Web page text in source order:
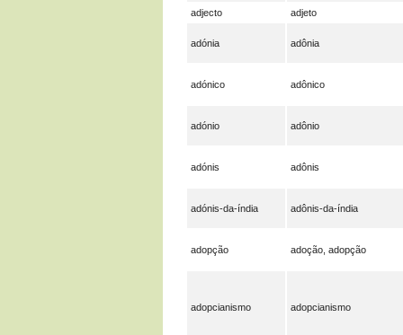
adjecto
adjeto
adónia adônia
adónico adônico
adónio adônio
adónis adônis
adónis-da-índia adônis-da-índia
adopção adoção, adopção
adopcianismo adopcianismo